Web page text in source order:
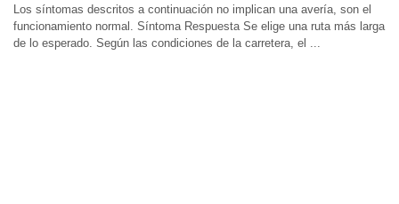
Los síntomas descritos a continuación no implican una avería, son el
funcionamiento normal. Síntoma Respuesta Se elige una ruta más larga
de lo esperado. Según las condiciones de la carretera, el ...